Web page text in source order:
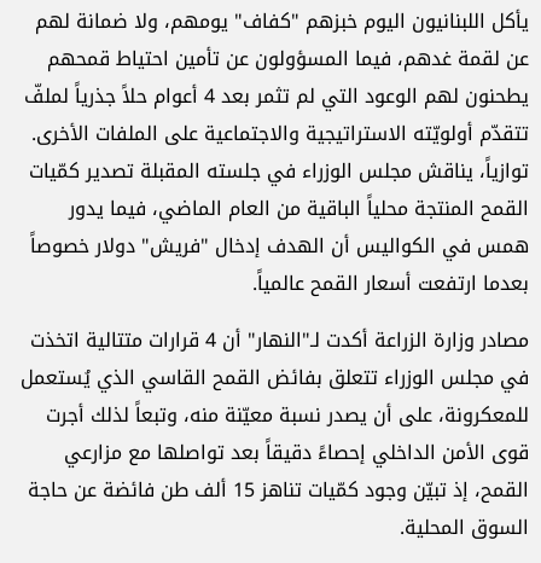
يأكل اللبنانيون اليوم خبزهم "كفاف" يومهم، ولا ضمانة لهم
عن لقمة غدهم، فيما المسؤولون عن تأمين احتياط قمحهم
يطحنون لهم الوعود التي لم تثمر بعد 4 أعوام حلاً جذرياً لملفّ
تتقدّم أولويّته الاستراتيجية والاجتماعية على الملفات الأخرى.
توازياً، يناقش مجلس الوزراء في جلسته المقبلة تصدير كمّيات
القمح المنتجة محلياً الباقية من العام الماضي، فيما يدور
همس في الكواليس أن الهدف إدخال "فريش" دولار خصوصاً
بعدما ارتفعت أسعار القمح عالمياً.
مصادر وزارة الزراعة أكدت لـ"النهار" أن 4 قرارات متتالية اتخذت
في مجلس الوزراء تتعلق بفائض القمح القاسي الذي يُستعمل
للمعكرونة، على أن يصدر نسبة معيّنة منه، وتبعاً لذلك أجرت
قوى الأمن الداخلي إحصاءً دقيقاً بعد تواصلها مع مزارعي
القمح، إذ تبيّن وجود كمّيات تناهز 15 ألف طن فائضة عن حاجة
السوق المحلية.